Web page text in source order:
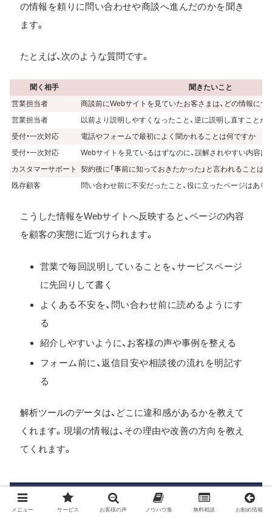
の情報を頼りに問い合わせや商談へ進んだのかを聞き
ます。
たとえば、次のような質問です。
聞く相手
聞きたいこと
営業担当者
商談前にWebサイトを見ていたお客さまは、どの情報につ
営業担当者
以前より説明しやすくなったこと、逆に説明し直すことが
受付・一次対応
電話やフォームで最初によく聞かれることは何ですか
受付・一次対応
Webサイトを見ているはずなのに、誤解されやすい内容は
カスタマーサポート
契約後に「事前に知っておきたかった」と言われることは
既存顧客
問い合わせ前に不安だったこと、役に立ったページはあり
こうした情報をWebサイトへ反映すると、ページの内容
を顧客の実態に近づけられます。
営業で毎回説明していることを、サービスページ
に先回りして書く
よくある不安を、問い合わせ前に読めるようにす
る
紹介しやすいように、お客様の声や事例を整える
フォーム前に、返信目安や相談後の流れを明記す
る
解析ツールのデータは、どこに違和感があるかを教えて
くれます。現場の情報は、その理由や改善の方向を教え
てくれます。
改善施策は仮説として実行し、結果を見て
次へ進む
メニュー サービス お客様の声 ノウハウ集 無料相談 お勧め情報